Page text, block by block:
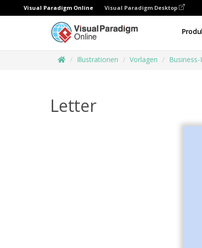
Visual Paradigm Online Visual Paradigm Desktop
Illustrationen Vorlagen
Letter